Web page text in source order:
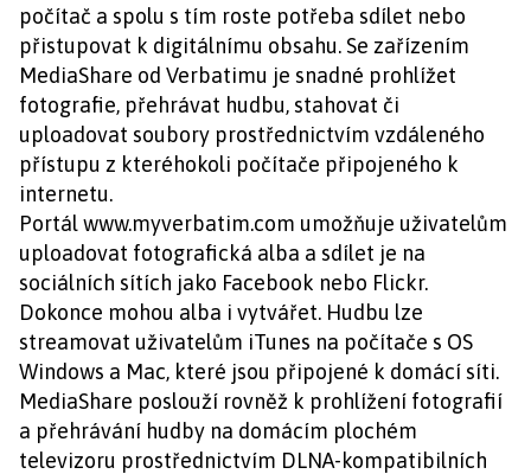
počítač a spolu s tím roste potřeba sdílet nebo
přistupovat k digitálnímu obsahu. Se zařízením
MediaShare od Verbatimu je snadné prohlížet
fotografie, přehrávat hudbu, stahovat či
uploadovat soubory prostřednictvím vzdáleného
přístupu z kteréhokoli počítače připojeného k
internetu.
Portál www.myverbatim.com umožňuje uživatelům
uploadovat fotografická alba a sdílet je na
sociálních sítích jako Facebook nebo Flickr.
Dokonce mohou alba i vytvářet. Hudbu lze
streamovat uživatelům iTunes na počítače s OS
Windows a Mac, které jsou připojené k domácí síti.
MediaShare poslouží rovněž k prohlížení fotografií
a přehrávání hudby na domácím plochém
televizoru prostřednictvím DLNA-kompatibilních